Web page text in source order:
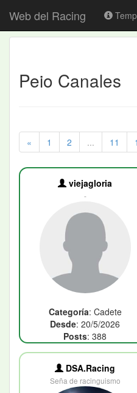
Web del Racing
Peio Canales
« 1 2 ... 11
viejagloria
-
Categoría: Cadete
Desde: 20/5/2026
Posts: 388
DSA.Racing
Seña de racinguismo